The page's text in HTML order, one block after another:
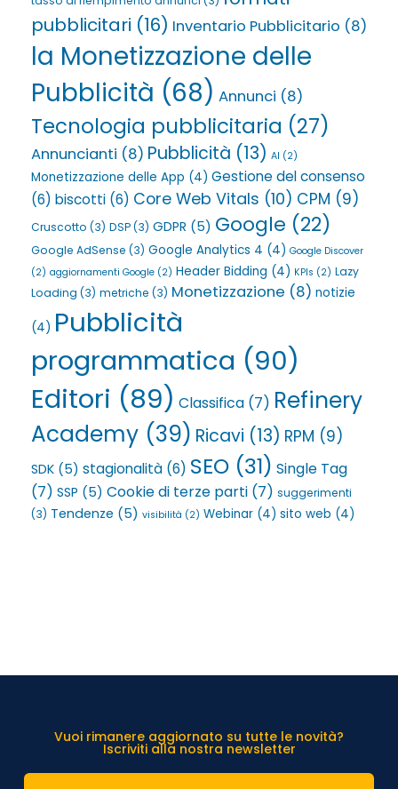
pubblicitari (16) Inventario Pubblicitario (8)
la Monetizzazione delle
Pubblicità (68) Annunci (8)
Tecnologia pubblicitaria (27)
Annuncianti (8) Pubblicità (13) AI (2)
Monetizzazione delle App (4) Gestione del consenso
(6) biscotti (6) Core Web Vitals (10) CPM (9)
Cruscotto (3) DSP(3) GDPR (5) Google (22)
Google AdSense (3) Google Analytics 4 (4) Google Discover
(2) aggiornamenti Google (2) Header Bidding (4) KPIs (2) Lazy
Loading (3) metriche (3) Monetizzazione (8) notizie
(4) Pubblicità
programmatica (90)
Editori (89) Classifica (7) Refinery
Academy (39) Ricavi (13) RPM (9)
SDK (5) stagionalità (6) SEO (31) Single Tag
(7) SSP (5) Cookie di terze parti (7) suggerimenti
(3) Tendenze (5) visibilità (2) Webinar (4) sito web (4)
Vuoi rimanere aggiornato su tutte le novità?
Iscriviti alla nostra newsletter